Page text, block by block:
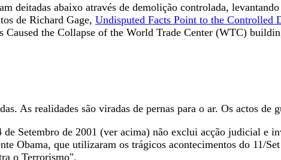
deitadas abaixo através de demolição controlada,
de Richard Gage, Undisputed Facts Point to the Controlled
the Collapse of the World Trade Center (WTC)
As realidades são viradas de pernas para o ar. Os actos de
Setembro de 2001 (ver acima) não exclui acção judicial e
Obama, que utilizaram os trágicos acontecimentos do 11/
o Terrorismo".